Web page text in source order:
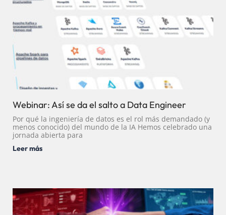
Webinar: Así se da el salto a Data Engineer
Por qué la ingeniería de datos es el rol más demandado (y
menos conocido) del mundo de la IA Hemos celebrado una
jornada abierta para
Leer más